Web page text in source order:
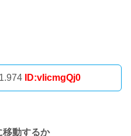
ID:vIicmgQj0
動するか